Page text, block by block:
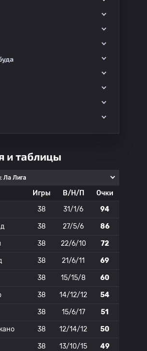
и таблицы
Ла Лига
Игры В/Н/П
Очки
38 31/1/6 94
38 27/5/6 86
38 22/6/10 72
38 21/6/11 69
38 15/15/8 60
38 14/12/12 54
38 15/6/17 51
38 12/14/12 50
38 13/10/15 49